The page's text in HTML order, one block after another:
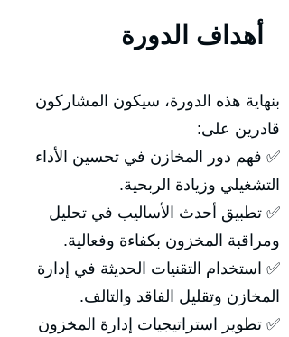
بنهاية هذه الدورة، سيكون المشاركون
قادرين على:
✅ فهم دور المخازن في تحسين الأداء
التشغيلي وزيادة الربحية.
✅ تطبيق أحدث الأساليب في تحليل
ومراقبة المخزون بكفاءة وفعالية.
✅ استخدام التقنيات الحديثة في إدارة
المخازن وتقليل الفاقد والتالف.
✅ تطوير استراتيجيات إدارة المخزون